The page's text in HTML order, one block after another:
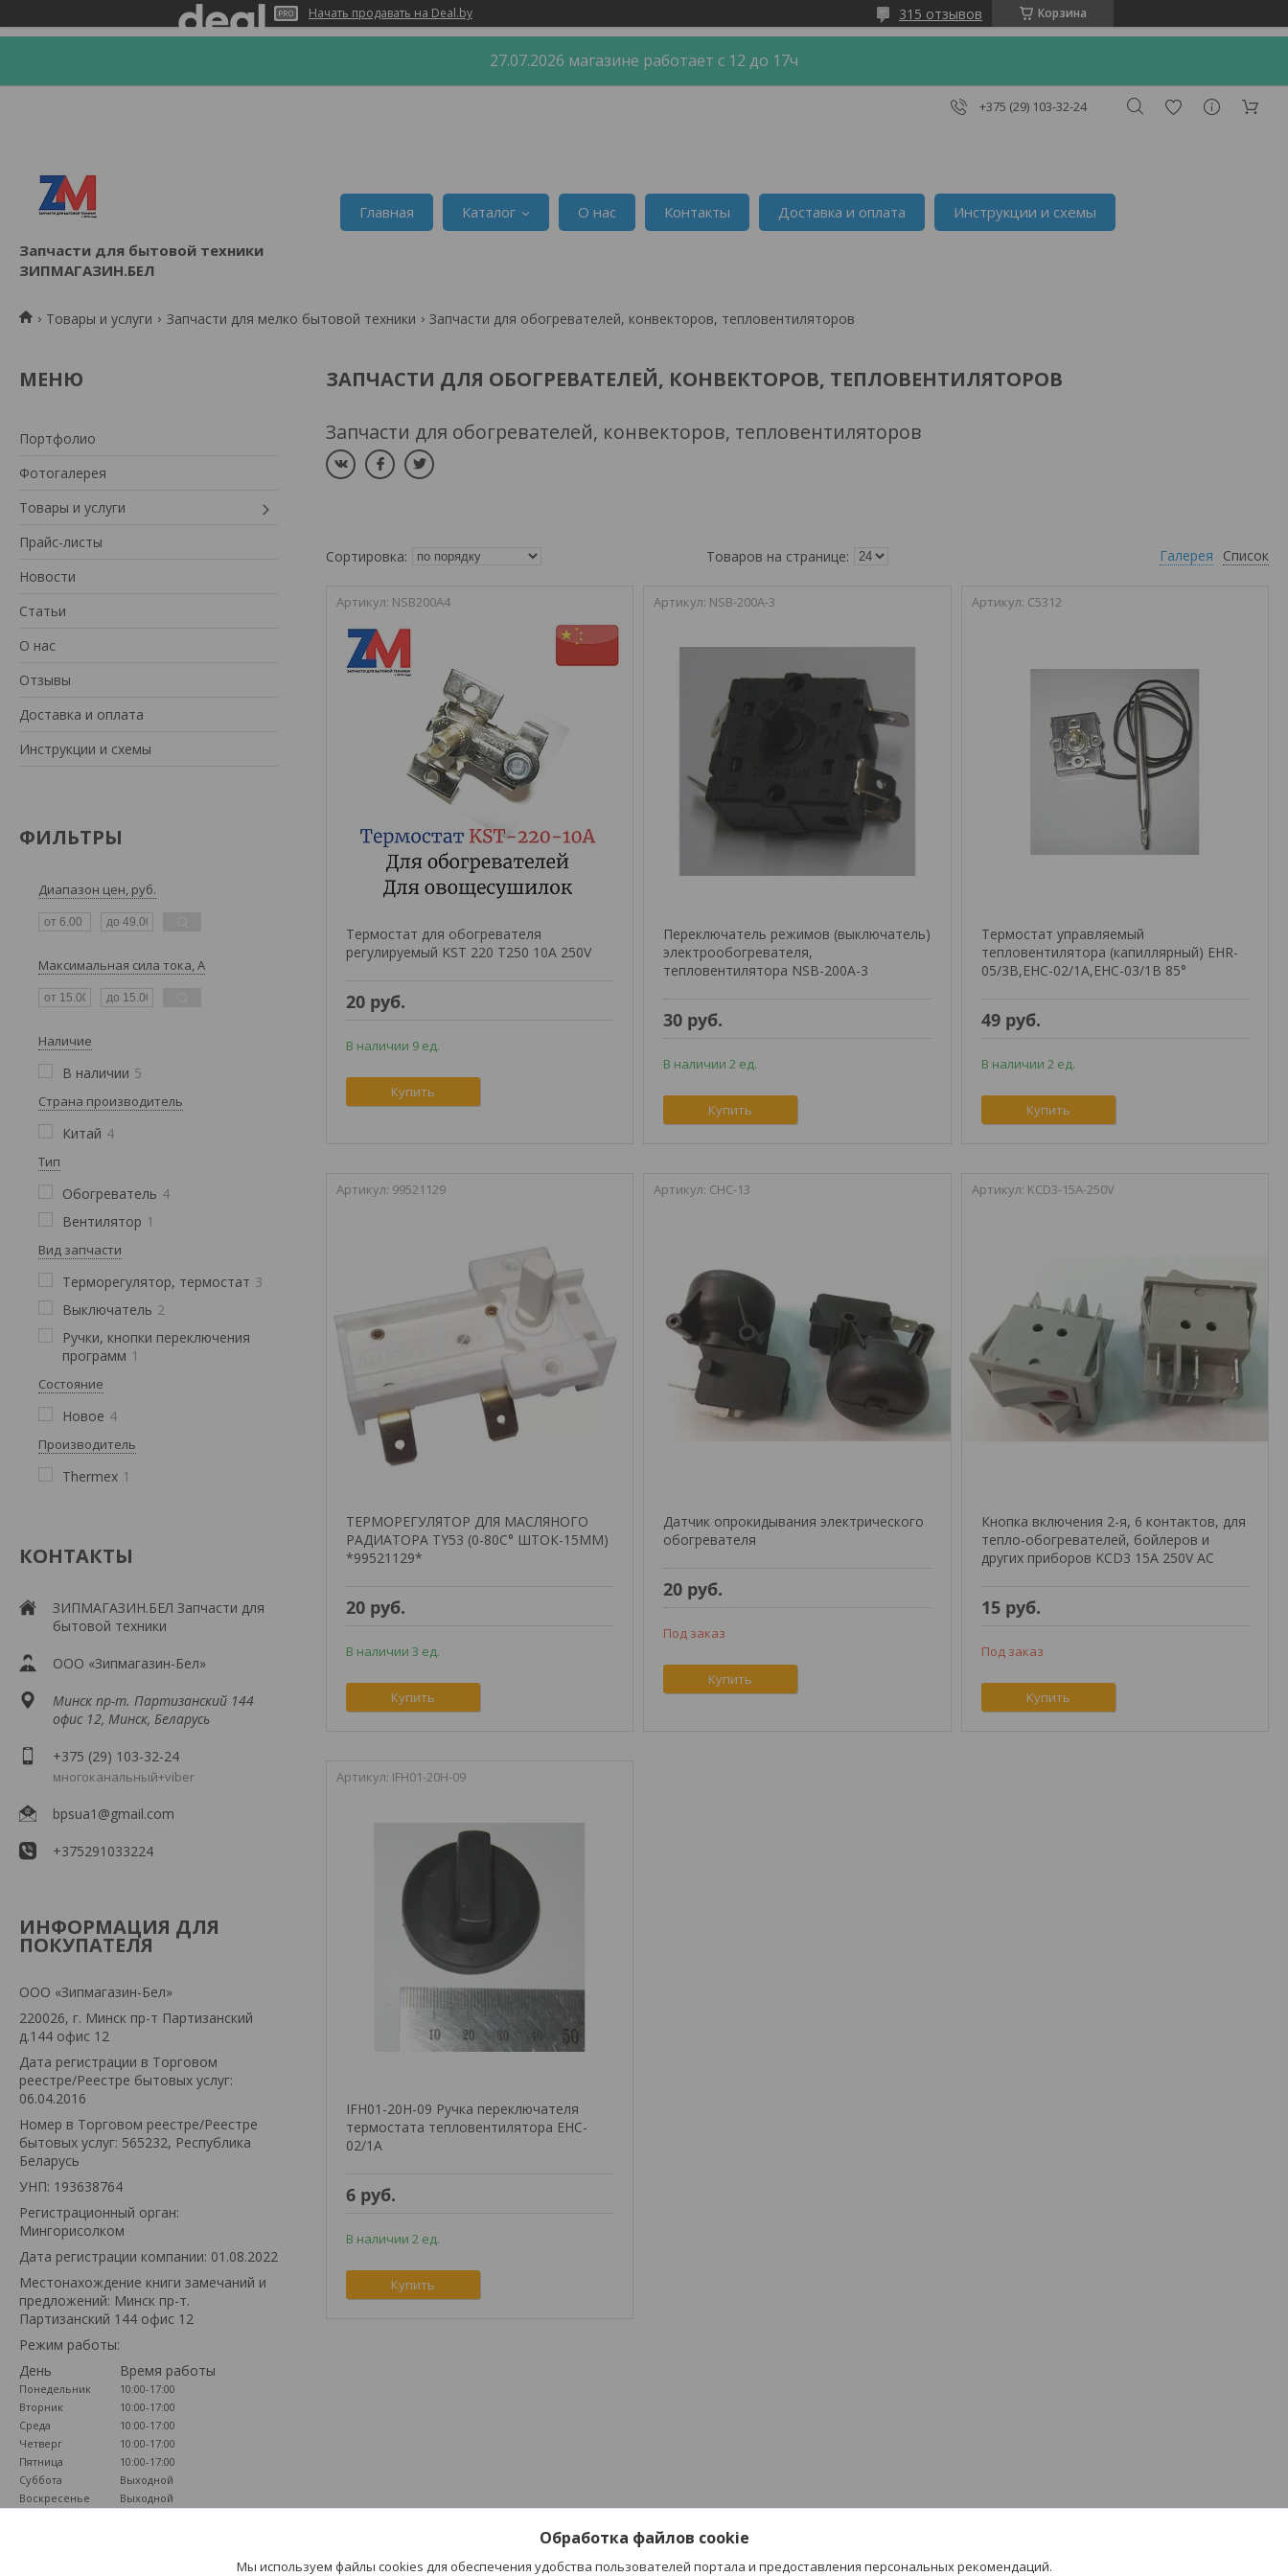
Начать продавать на Deal.by Корзина
315 отзывов
27.07.2026 магазине работает с 12 до 17ч
+375 (29) 103-32-24
Запчасти для бытовой техники
ЗИПМАГАЗИН.БЕЛ
Главная Каталог О нас Контакты Доставка и оплата Инструкции и схемы
Товары и услуги Запчасти для мелко бытовой техники Запчасти для обогревателей, конвекторов, тепловентиляторов
Портфолио
Фотогалерея
Товары и услуги
Прайс-листы
Новости
Статьи
О нас
Отзывы
Доставка и оплата
Инструкции и схемы
ФИЛЬТРЫ
Диапазон цен, руб.
Максимальная сила тока, А
Наличие
В наличии 5
Страна производитель
Китай 4
Тип
Обогреватель 4
Вентилятор 1
Вид запчасти
Терморегулятор, термостат 3
Выключатель 2
Ручки, кнопки переключения
программ 1
Состояние
Новое 4
Производитель
Thermex 1
КОНТАКТЫ
ЗИПМАГАЗИН.БЕЛ Запчасти для
бытовой техники
ООО «Зипмагазин-Бел»
Минск пр-т. Партизанский 144
офис 12, Минск, Беларусь
+375 (29) 103-32-24
многоканальный+viber
bpsua1@gmail.com
+375291033224
ИНФОРМАЦИЯ ДЛЯ
ПОКУПАТЕЛЯ
ООО «Зипмагазин-Бел»
220026, г. Минск пр-т Партизанский
д.144 офис 12
Дата регистрации в Торговом
реестре/Реестре бытовых услуг:
06.04.2016
Номер в Торговом реестре/Реестре
бытовых услуг: 565232, Республика
Беларусь
УНП: 193638764
Регистрационный орган:
Мингорисолком
Дата регистрации компании: 01.08.2022
Местонахождение книги замечаний и
предложений: Минск пр-т.
Партизанский 144 офис 12
Режим работы:
День
Время работы
Понедельник
10:00-17:00
Вторник
10:00-17:00
Среда
10:00-17:00
Четверг
10:00-17:00
Пятница
10:00-17:00
Суббота
Выходной
Воскресенье
Выходной
ЗАПЧАСТИ ДЛЯ ОБОГРЕВАТЕЛЕЙ, КОНВЕКТОРОВ, ТЕПЛОВЕНТИЛЯТОРОВ
Запчасти для обогревателей, конвекторов, тепловентиляторов
Галерея Список
NSB200A4
Термостат для обогревателя
регулируемый KST 220 T250 10A 250V
20 руб.
В наличии 9 ед.
Купить
NSB-200A-3
Переключатель режимов (выключатель)
электрообогревателя,
тепловентилятора NSB-200A-3
30 руб.
В наличии 2 ед.
Купить
С5312
Термостат управляемый
тепловентилятора (капиллярный) EHR-
05/3B,EHC-02/1A,EHC-03/1B 85°
49 руб.
В наличии 2 ед.
Купить
99521129
ТЕРМОРЕГУЛЯТОР ДЛЯ МАСЛЯНОГО
РАДИАТОРА TY53 (0-80C° ШТОК-15MM)
*99521129*
20 руб.
В наличии 3 ед.
Купить
CHC-13
Датчик опрокидывания электрического
обогревателя
20 руб.
Под заказ
Купить
KCD3-15A-250V
Кнопка включения 2-я, 6 контактов, для
тепло-обогревателей, бойлеров и
других приборов KCD3 15A 250V AC
15 руб.
Под заказ
Купить
IFH01-20H-09
IFH01-20H-09 Ручка переключателя
термостата тепловентилятора EHC-
02/1A
6 руб.
В наличии 2 ед.
Купить
Обработка файлов cookie
Мы используем файлы cookies для обеспечения удобства пользователей портала и предоставления персональных рекомендаций.